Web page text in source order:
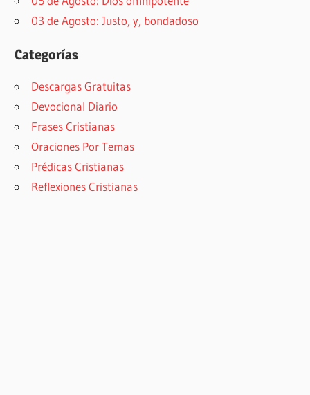
03 de Agosto: Justo, y, bondadoso
Categorías
Descargas Gratuitas
Devocional Diario
Frases Cristianas
Oraciones Por Temas
Prédicas Cristianas
Reflexiones Cristianas